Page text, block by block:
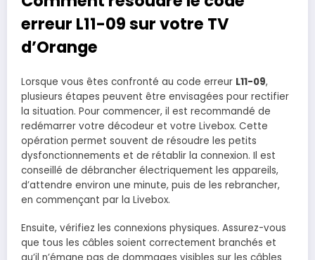
erreur L11-09 sur votre TV
d’Orange
Lorsque vous êtes confronté au code erreur L11-09,
plusieurs étapes peuvent être envisagées pour rectifier
la situation. Pour commencer, il est recommandé de
redémarrer votre décodeur et votre Livebox. Cette
opération permet souvent de résoudre les petits
dysfonctionnements et de rétablir la connexion. Il est
conseillé de débrancher électriquement les appareils,
d’attendre environ une minute, puis de les rebrancher,
en commençant par la Livebox.
Ensuite, vérifiez les connexions physiques. Assurez-vous
que tous les câbles soient correctement branchés et